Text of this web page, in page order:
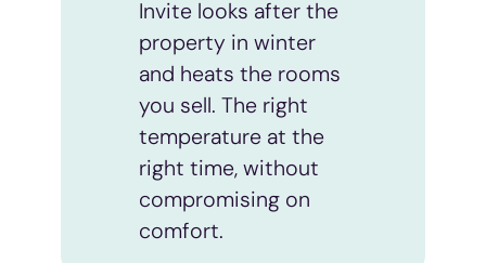
Invite looks after the
property in winter
and heats the rooms
you sell. The right
temperature at the
right time, without
compromising on
comfort.